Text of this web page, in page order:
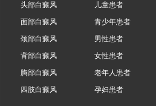
头部白癜风
面部白癜风
颈部白癜风
背部白癜风
胸部白癜风
四肢白癜风
儿童患者
青少年患者
男性患者
女性患者
老年人患者
孕妇患者